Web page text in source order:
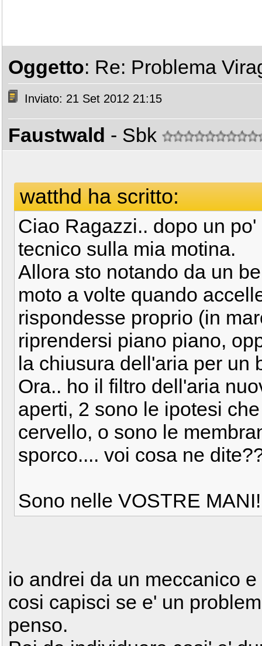
Oggetto: Re: Problema
Inviato: 21 Set 2012 21:15
Faustwald - Sbk
watthd ha scritto:
Ciao Ragazzi.. dopo un
tecnico sulla mia motina.
Allora sto notando da un
moto a volte quando
rispondesse proprio (in
riprendersi piano piano,
la chiusura dell'aria per un
Ora.. ho il filtro dell'aria
aperti, 2 sono le ipotesi
cervello, o sono le
sporco.... voi cosa ne
Sono nelle VOSTRE
io andrei da un meccanico
cosi capisci se e' un
penso.